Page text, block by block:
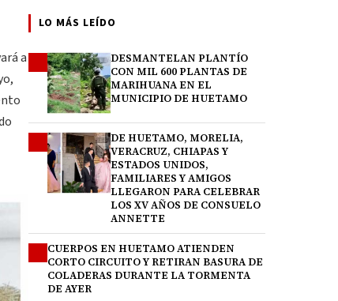
a
LO MÁS LEÍDO
DESMANTELAN PLANTÍO
CON MIL 600 PLANTAS DE
MARIHUANA EN EL
MUNICIPIO DE HUETAMO
DE HUETAMO, MORELIA,
VERACRUZ, CHIAPAS Y
ESTADOS UNIDOS,
FAMILIARES Y AMIGOS
LLEGARON PARA CELEBRAR
LOS XV AÑOS DE CONSUELO
ANNETTE
CUERPOS EN HUETAMO ATIENDEN
CORTO CIRCUITO Y RETIRAN BASURA DE
COLADERAS DURANTE LA TORMENTA
DE AYER